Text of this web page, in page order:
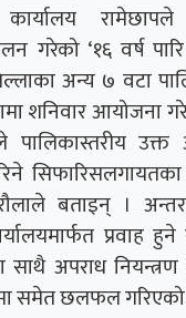
गरेको ‘१६ वर्ष
अन्य ७ वटा
शनिवार आयोजना
पालिकास्तरीय
बताइन् ।
प्रवाह
साथै अपराध
समेत छलफल गरिएको